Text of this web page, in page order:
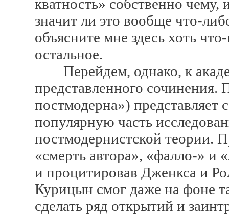
кватность» собственно
значит ли это вообще что-
объясните мне здесь хоть
остальное.
Перейдем, однако, к
представленного сочинения.
постмодерна») представляет
популярную часть
постмодернистской теории.
«смерть автора», «фалло-» и
и процитировав Дженкса и
Курицын смог даже на фоне
сделать ряд открытий и